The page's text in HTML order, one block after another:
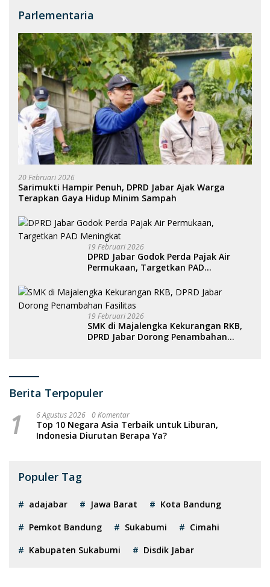
Parlementaria
20 Februari 2026
Sarimukti Hampir Penuh, DPRD Jabar Ajak Warga
Terapkan Gaya Hidup Minim Sampah
19 Februari 2026
DPRD Jabar Godok Perda Pajak Air
Permukaan, Targetkan PAD
19 Februari 2026
SMK di Majalengka Kekurangan RKB,
DPRD Jabar Dorong Penambahan
Berita Terpopuler
1 6 Agustus 2026 0 Komentar
Top 10 Negara Asia Terbaik untuk Liburan,
Indonesia Diurutan Berapa Ya?
Populer Tag
adajabar Jawa Barat
Kota Bandung
Pemkot Bandung
Sukabumi
Cimahi
Kabupaten Sukabumi
Disdik Jabar